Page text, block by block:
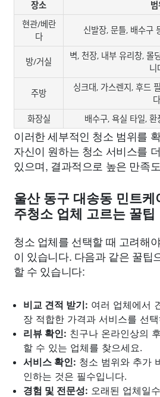
장소
현관/베란
다
신발장, 문틀, 배수구
방/거실
벽, 천장, 내부 유리창, 몰
니
주방
싱크대, 가스렌지, 후드
화장실
배수구, 욕실 타일,
이러한 세부적인 청소 범위를
자신이 원하는 청소 서비스를
있으며, 결과적으로 높은 만족
울산 동구 대송동 민트케
주청소 업체 고르는 꿀팁
청소 업체를 선택할 때 고려해
이 있습니다. 다음과 같은 꿀팁
할 수 있습니다:
비교 견적 받기: 여러 업체에서
장 적합한 가격과 서비스를 선
리뷰 확인: 친구나 온라인상의
할 수 있는 업체를 찾으세요.
서비스 확인: 청소 범위와 추가
인하는 것은 필수입니다.
경험 및 전문성: 오래된 업체일